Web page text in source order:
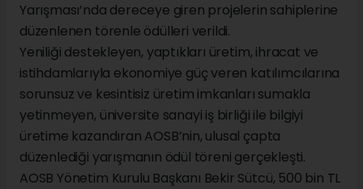
Yarışması’nda dereceye giren projelerin sahiplerine
düzenlenen törenle ödülleri verildi.
Yeniliği destekleyen, yaptıkları üretim, ihracat ve
istihdamlarıyla ekonomiye güç veren katılımcılarına
sorunsuz ve kesintisiz üretim imkanları sumakla
yetinmeyen, üniversite sanayi iş birliği ile bilgiyi
üretime kazandıran AOSB’nin, ulusal çapta
düzenlediği yarışmanın ödül töreni gerçekleşti.
AOSB Yönetim Kurulu Başkanı Bekir Sütcü, 500 bin TL